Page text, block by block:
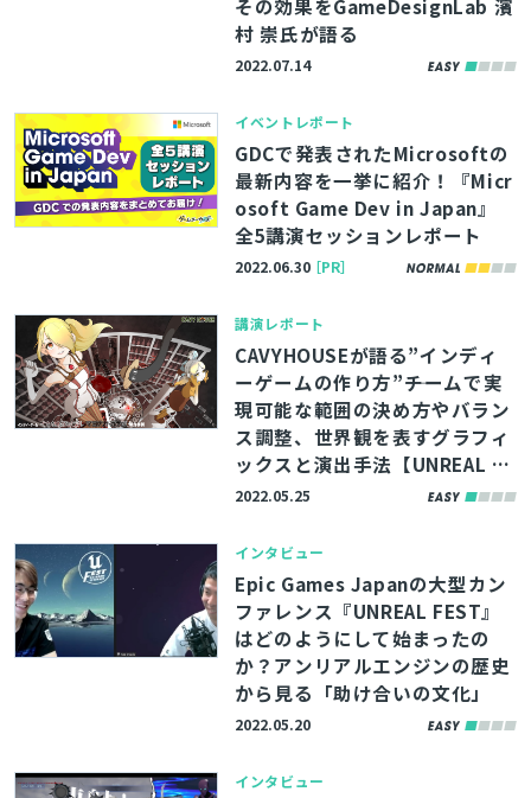
その効果をGameDesignLab 濱
村 崇氏が語る
2022.07.14
イベントレポート
GDCで発表されたMicrosoftの
最新内容を一挙に紹介！『Micr
osoft Game Dev in Japan』
全5講演セッションレポート
2022.06.30［PR］
講演レポート
CAVYHOUSEが語る”インディ
ーゲームの作り方”――チームで実
現可能な範囲の決め方やバラン
ス調整、世界観を表すグラフィ
ックスと演出手法【UNREAL FE
ST 2022】
2022.05.25
インタビュー
Epic Games Japanの大型カン
ファレンス『UNREAL FEST』
はどのようにして始まったの
か？アンリアルエンジンの歴史
から見る「助け合いの文化」
2022.05.20
インタビュー